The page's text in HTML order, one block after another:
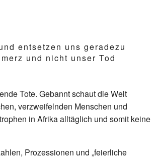
entsetzen uns geradezu
und nicht unser Tod
Tote. Gebannt schaut die Welt
verzweifelnden Menschen und
in Afrika alltäglich und somit keine
Prozessionen und „feierliche